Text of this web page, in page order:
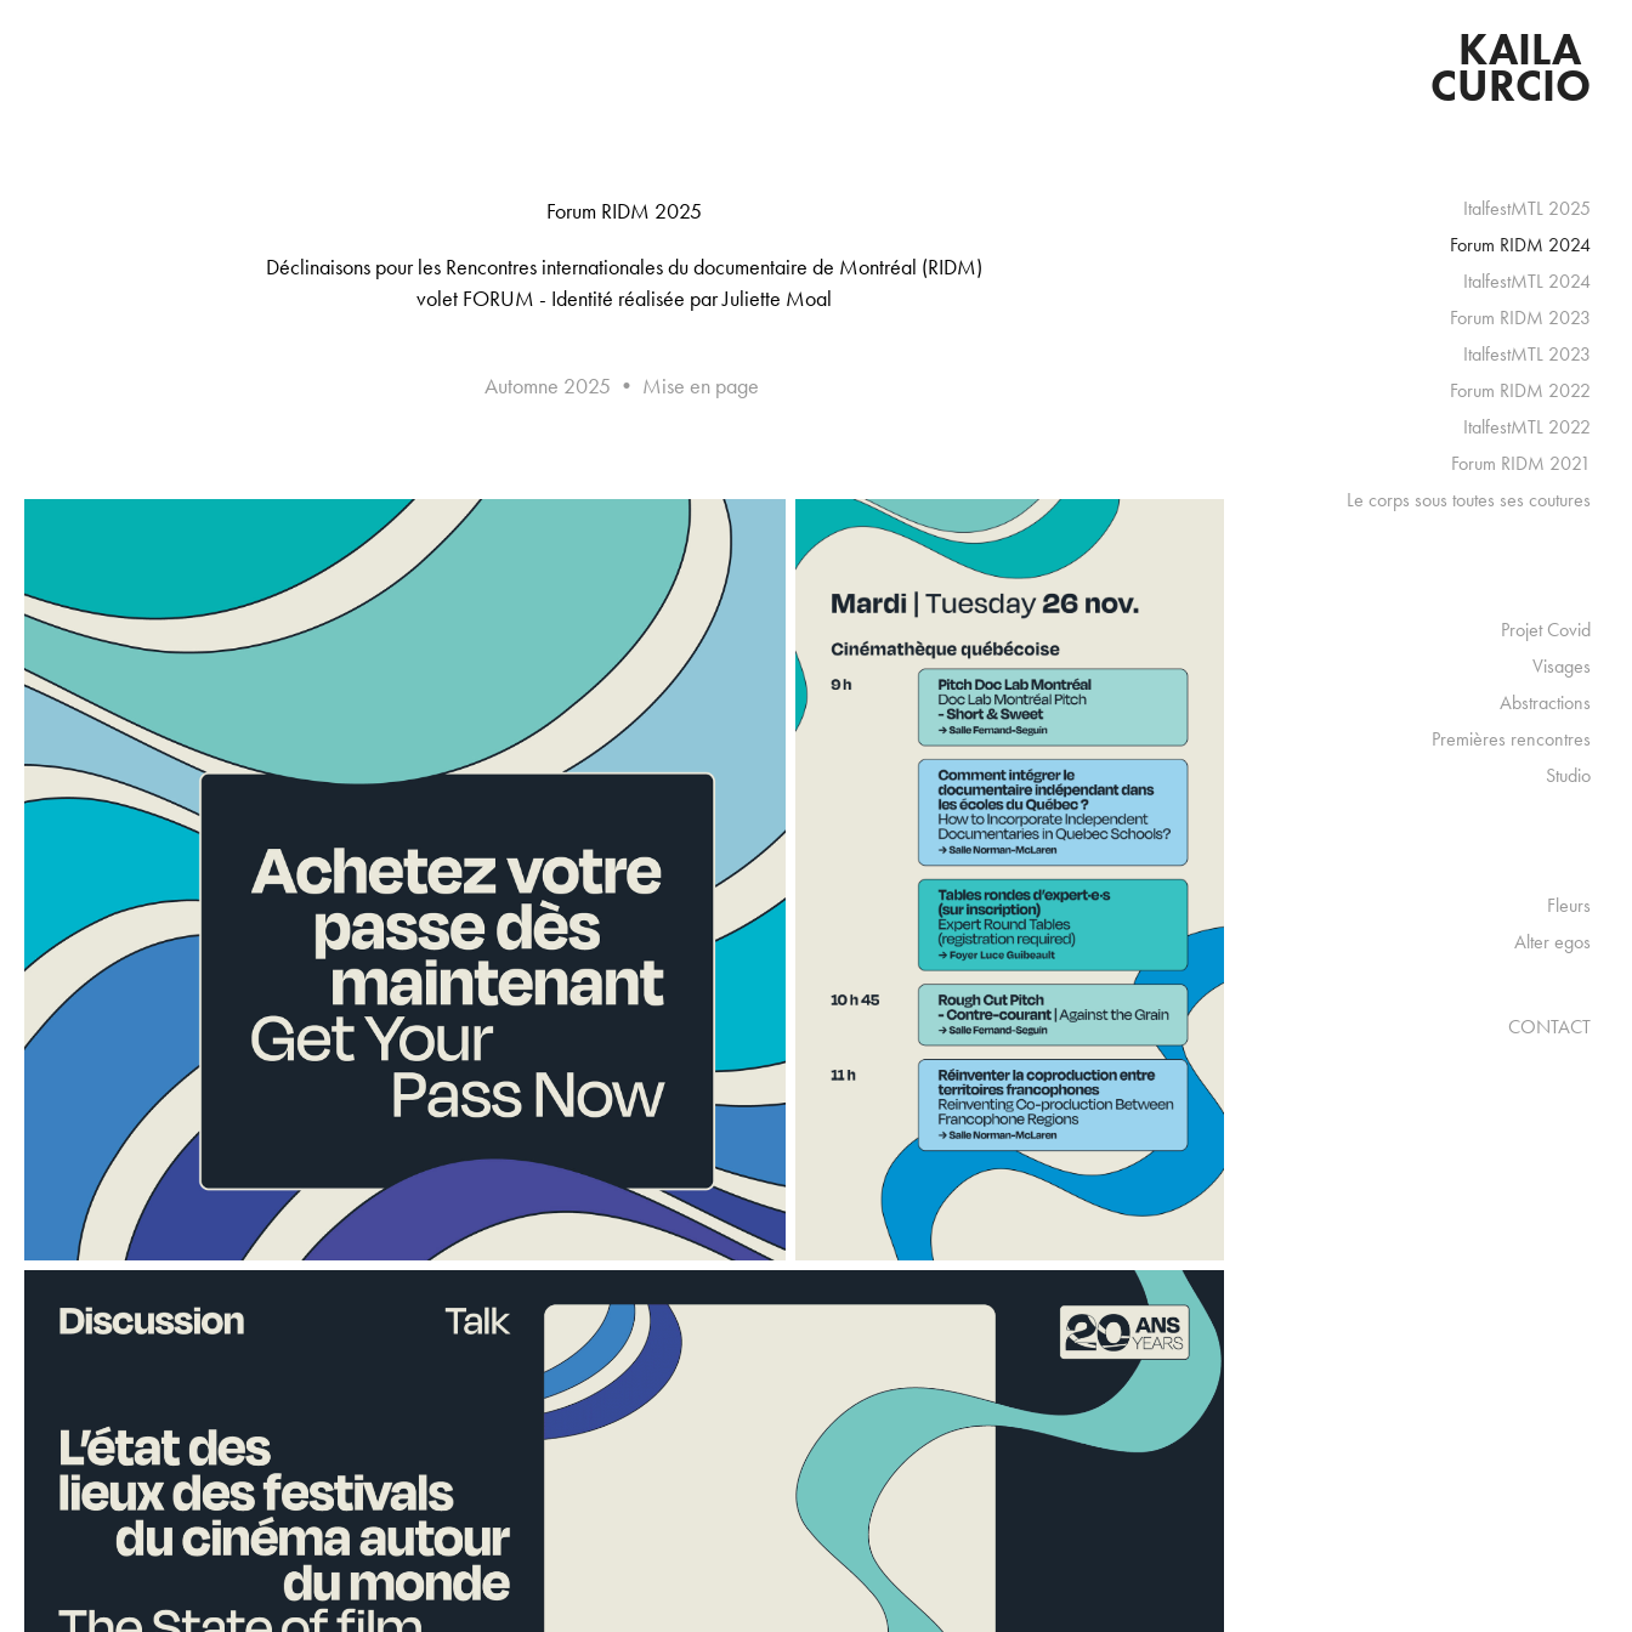
KAILA
CURCIO
ItalfestMTL 2025
Forum RIDM 2024
ItalfestMTL 2024
Forum RIDM 2023
ItalfestMTL 2023
Forum RIDM 2022
ItalfestMTL 2022
Forum RIDM 2021
Le corps sous toutes ses coutures
Projet Covid
Visages
Abstractions
Premières rencontres
Studio
Fleurs
Alter egos
CONTACT
Forum RIDM 2025
Déclinaisons pour les Rencontres internationales du documentaire de Montréal (RIDM)
volet FORUM - Identité réalisée par Juliette Moal
Automne 2025 • Mise en page